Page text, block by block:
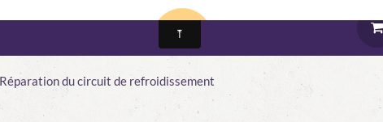
Réparation du circuit de refroidissement